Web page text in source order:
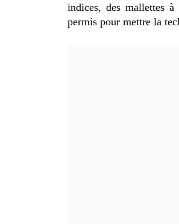
indices, des mallettes
permis pour mettre la